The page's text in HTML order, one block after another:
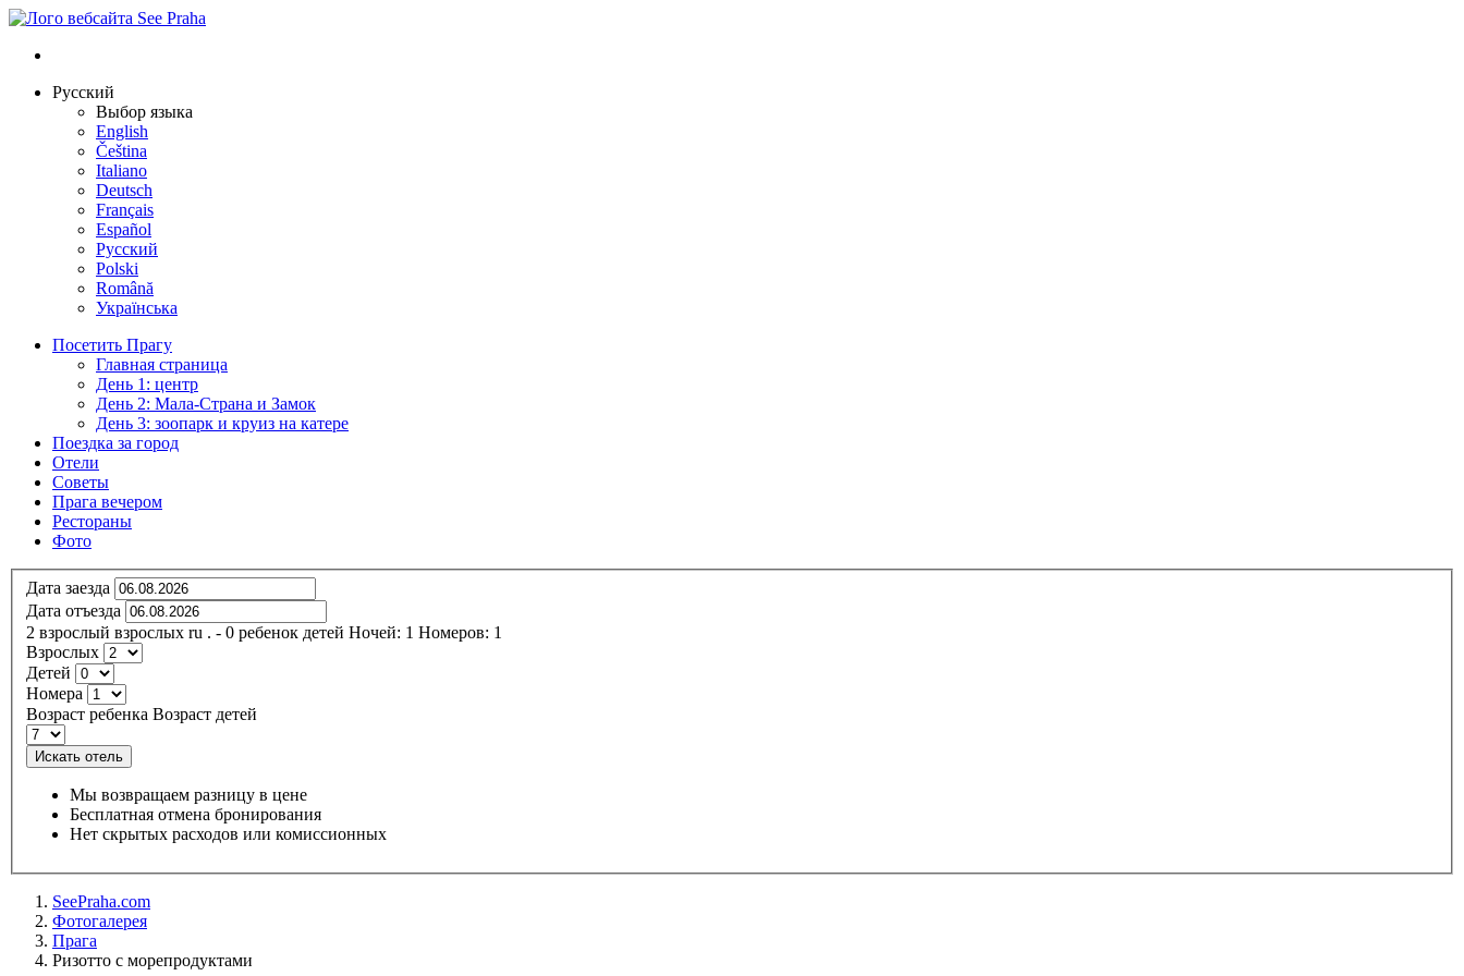
Русский
Выбор языка
English
Čeština
Italiano
Deutsch
Français
Español
Русский
Polski
Română
Українська
Посетить Прагу
Главная страница
День 1: центр
День 2: Мала-Страна и Замок
День 3: зоопарк и круиз на катере
Поездка за город
Отели
Советы
Прага вечером
Рестораны
Фото
Дата заезда
Дата отъезда
2 взрослый взрослых ru . - 0 ребенок детей Ночей: 1 Номеров: 1
Взрослых
Детей
Номера
Возраст ребенка Возраст детей
Искать отель
Мы возвращаем разницу в цене
Бесплатная отмена бронирования
Нет скрытых расходов или комиссионных
SeePraha.com
Фотогалерея
Прага
Ризотто с морепродуктами